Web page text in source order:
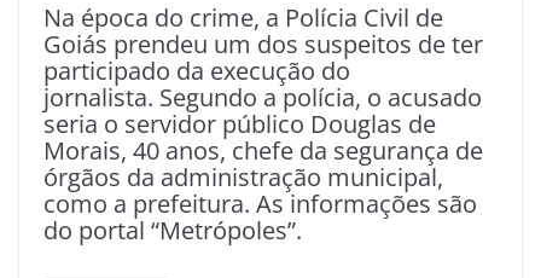
Na época do crime, a Polícia Civil de
Goiás prendeu um dos suspeitos de ter
participado da execução do
jornalista. Segundo a polícia, o acusado
seria o servidor público Douglas de
Morais, 40 anos, chefe da segurança de
órgãos da administração municipal,
como a prefeitura. As informações são
do portal “Metrópoles”.